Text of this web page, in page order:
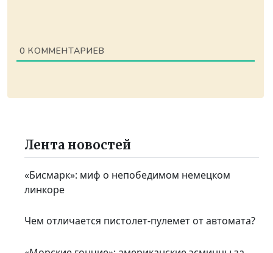
0 КОММЕНТАРИЕВ
Лента новостей
«Бисмарк»: миф о непобедимом немецком
линкоре
Чем отличается пистолет-пулемет от автомата?